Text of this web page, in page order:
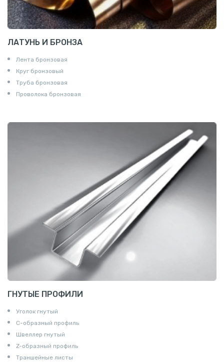
ЛАТУНЬ И БРОНЗА
Лента бронзовая
Круг бронзовый
Труба бронзовая
Проволока бронзовая
ГНУТЫЕ ПРОФИЛИ
Уголок гнутый
С-образный профиль
Швеллер гнутый
Z-образный профиль
Траншейные листы